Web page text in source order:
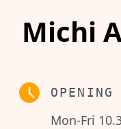
Michi
OPENING
Mon-Fri